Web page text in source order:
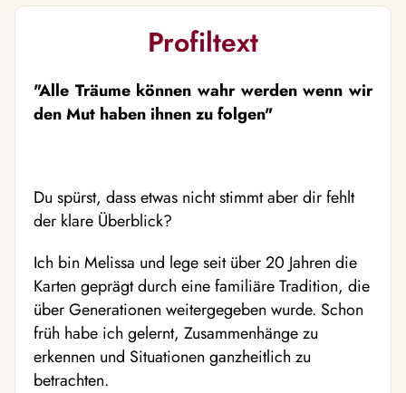
Profiltext
"Alle Träume können wahr werden wenn wir
den Mut haben ihnen zu folgen"
Du spürst, dass etwas nicht stimmt aber dir fehlt
der klare Überblick?
Ich bin Melissa und lege seit über 20 Jahren die
Karten geprägt durch eine familiäre Tradition, die
über Generationen weitergegeben wurde. Schon
früh habe ich gelernt, Zusammenhänge zu
erkennen und Situationen ganzheitlich zu
betrachten.